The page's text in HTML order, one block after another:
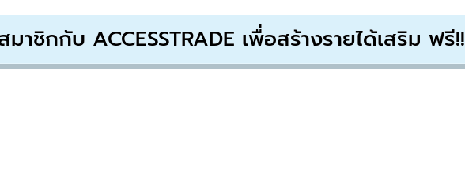
าชิกกับ ACCESSTRADE เพื่อสร้างรายได้เสริม ฟรี!!